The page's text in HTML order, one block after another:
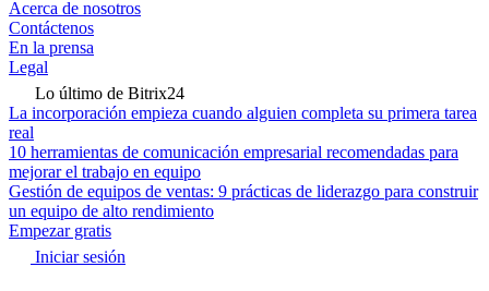
Acerca de nosotros
Contáctenos
En la prensa
Legal
Lo último de Bitrix24
La incorporación empieza cuando alguien completa su primera tarea
real
10 herramientas de comunicación empresarial recomendadas para
mejorar el trabajo en equipo
Gestión de equipos de ventas: 9 prácticas de liderazgo para construir
un equipo de alto rendimiento
Empezar gratis
Iniciar sesión